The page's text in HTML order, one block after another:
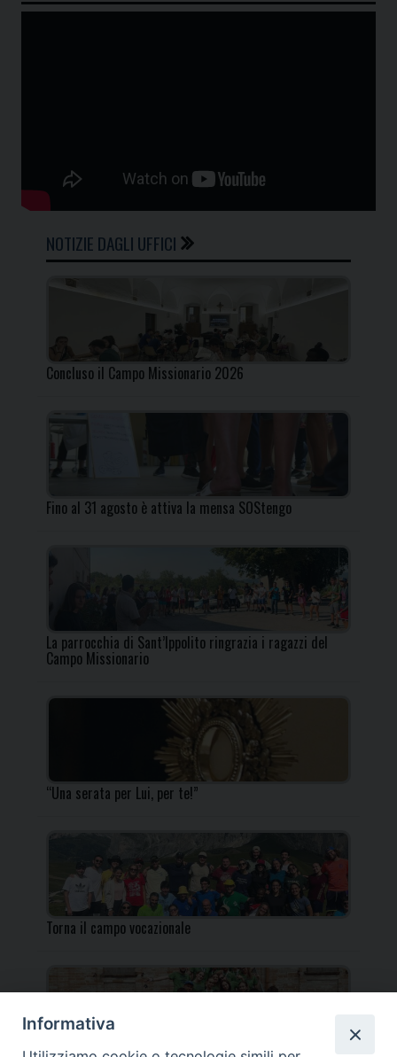
NOTIZIE DAGLI UFFICI
Concluso il Campo Missionario 2026
Fino al 31 agosto è attiva la mensa SOStengo
La parrocchia di Sant’Ippolito ringrazia i ragazzi del
Campo Missionario
“Una serata per Lui, per te!”
Torna il campo vocazionale
Informativa